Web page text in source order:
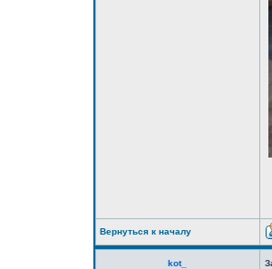
Вернуться к началу
kot_